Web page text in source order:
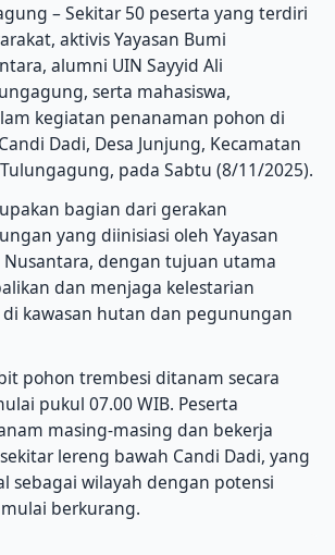
– Sekitar 50 peserta yang terdiri
aktivis Yayasan Bumi
alumni UIN Sayyid Ali
serta mahasiswa,
kegiatan penanaman pohon di
Dadi, Desa Junjung, Kecamatan
pada Sabtu (8/11/2025).
bagian dari gerakan
yang diinisiasi oleh Yayasan
Nusantara, dengan tujuan utama
dan menjaga kelestarian
kawasan hutan dan pegunungan
pohon trembesi ditanam secara
pukul 07.00 WIB. Peserta
masing-masing dan bekerja
lereng bawah Candi Dadi, yang
sebagai wilayah dengan potensi
berkurang.